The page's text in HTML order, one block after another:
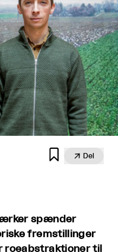
  Del
spænder
fremstillinger
roeabstraktioner til